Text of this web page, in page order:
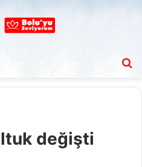
değişti